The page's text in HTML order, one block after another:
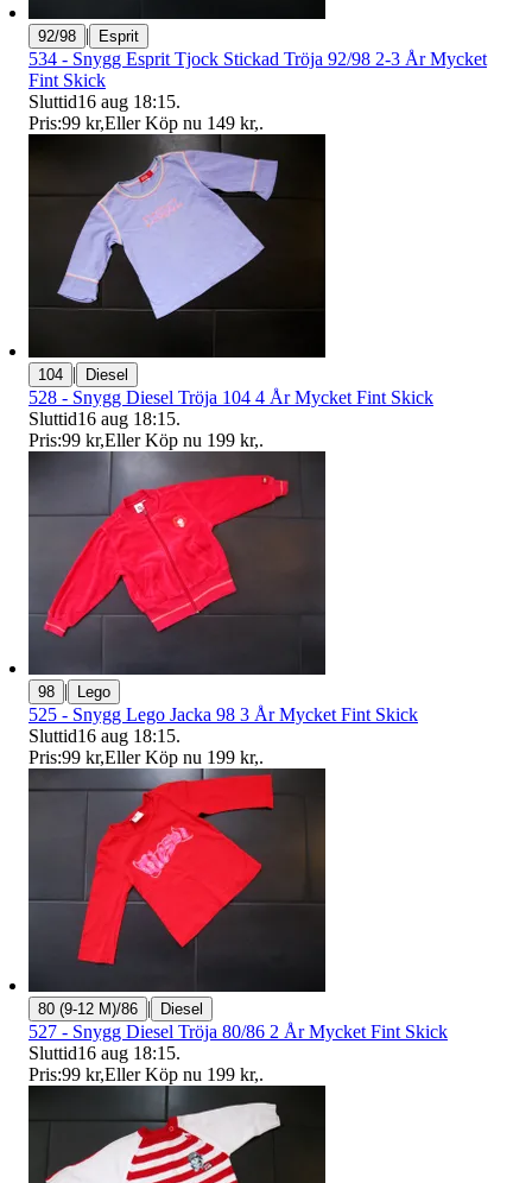
92/98 | Esprit
534 - Snygg Esprit Tjock Stickad Tröja 92/98 2-3 År Mycket
Fint Skick
Sluttid16 aug 18:15.
Pris:99 kr,Eller Köp nu 149 kr,.
104 | Diesel
528 - Snygg Diesel Tröja 104 4 År Mycket Fint Skick
Sluttid16 aug 18:15.
Pris:99 kr,Eller Köp nu 199 kr,.
98 | Lego
525 - Snygg Lego Jacka 98 3 År Mycket Fint Skick
Sluttid16 aug 18:15.
Pris:99 kr,Eller Köp nu 199 kr,.
80 (9-12 M)/86 | Diesel
527 - Snygg Diesel Tröja 80/86 2 År Mycket Fint Skick
Sluttid16 aug 18:15.
Pris:99 kr,Eller Köp nu 199 kr,.